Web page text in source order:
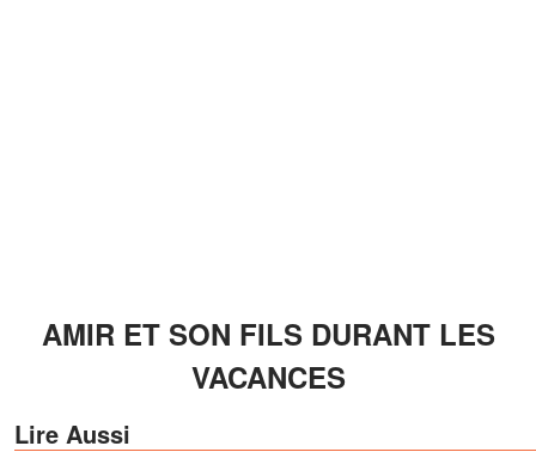
AMIR ET SON FILS DURANT LES
VACANCES
Lire Aussi